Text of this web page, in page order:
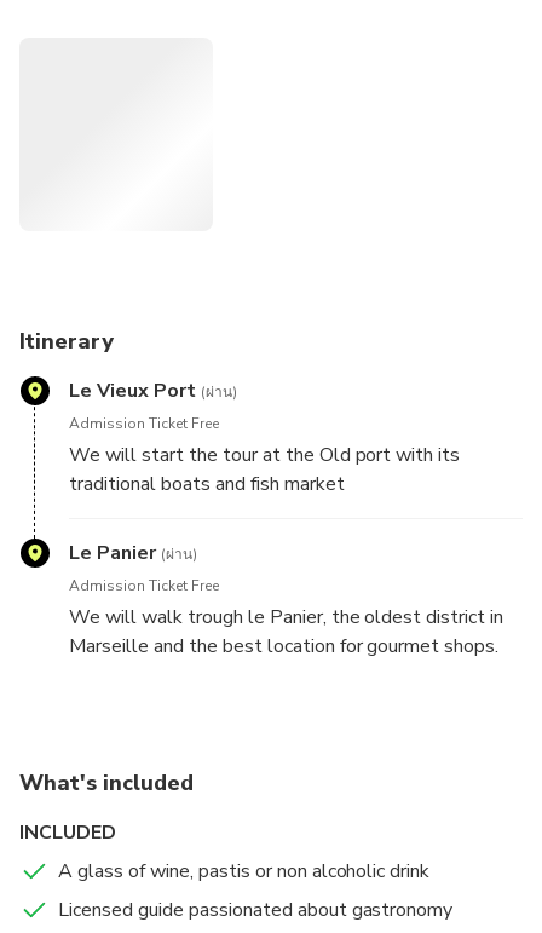
authentic French Traditions.
Itinerary
Le Vieux Port (ผ่าน)
Admission Ticket Free
We will start the tour at the Old port with its
traditional boats and fish market
Le Panier (ผ่าน)
Admission Ticket Free
We will walk trough le Panier, the oldest district in
Marseille and the best location for gourmet shops.
What's included
INCLUDED
A glass of wine, pastis or non alcoholic drink
Licensed guide passionated about gastronomy